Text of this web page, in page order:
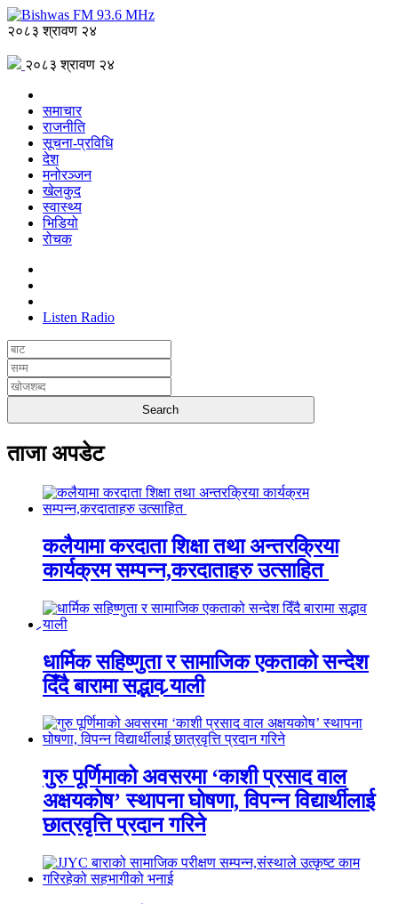
२०८३ श्रावण २४
२०८३ श्रावण २४
समाचार
राजनीति
सूचना-प्रविधि
देश
मनोरञ्जन
खेलकुद
स्वास्थ्य
भिडियो
रोचक
Listen Radio
ताजा अपडेट
कलैयामा करदाता शिक्षा तथा अन्तरक्रिया
कार्यक्रम सम्पन्न,करदाताहरु उत्साहित
धार्मिक सहिष्णुता र सामाजिक एकताको सन्देश
दिँदै बारामा सद्भाव र्‍याली
गुरु पूर्णिमाको अवसरमा ‘काशी प्रसाद वाल
अक्षयकोष’ स्थापना घोषणा, विपन्न विद्यार्थीलाई
छात्रवृत्ति प्रदान गरिने